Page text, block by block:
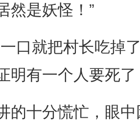
然是妖怪！”
就把村长吃掉
明有一个人要死了
十分慌忙，眼中